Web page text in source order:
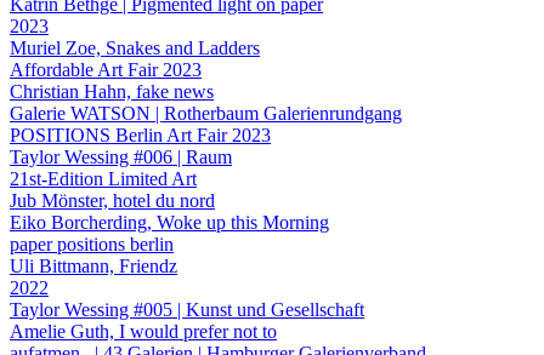
Katrin Bethge | Pigmented light on paper
2023
Muriel Zoe, Snakes and Ladders
Affordable Art Fair 2023
Christian Hahn, fake news
Galerie WATSON | Rotherbaum Galerienrundgang
POSITIONS Berlin Art Fair 2023
Taylor Wessing #006 | Raum
21st-Edition Limited Art
Jub Mönster, hotel du nord
Eiko Borcherding, Woke up this Morning
paper positions berlin
Uli Bittmann, Friendz
2022
Taylor Wessing #005 | Kunst und Gesellschaft
Amelie Guth, I would prefer not to